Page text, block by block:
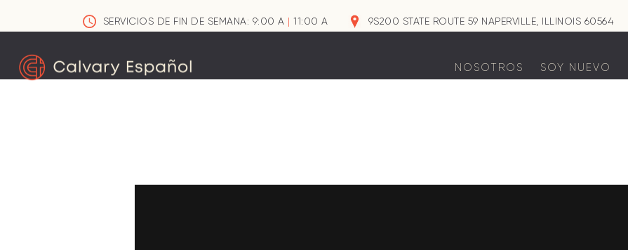
SERVICIOS DE FIN DE SEMANA: 9:00 A | 11:00 A 9S200 STATE ROUTE 59 NAPERVILLE, ILLINOIS 60564
NOSOTROS SOY NUEVO